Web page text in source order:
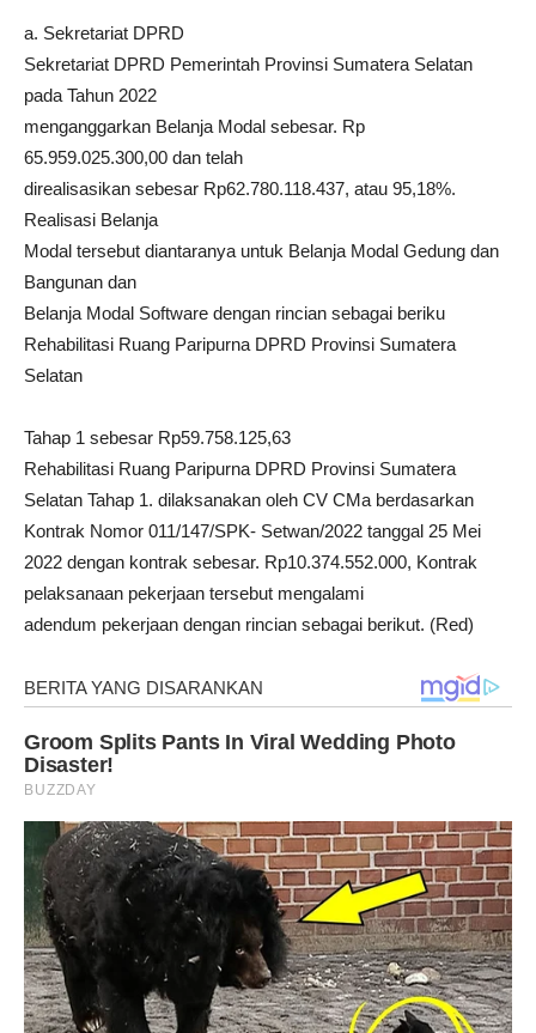
a. Sekretariat DPRD
Sekretariat DPRD Pemerintah Provinsi Sumatera Selatan
pada Tahun 2022
menganggarkan Belanja Modal sebesar. Rp
65.959.025.300,00 dan telah
direalisasikan sebesar Rp62.780.118.437, atau 95,18%.
Realisasi Belanja
Modal tersebut diantaranya untuk Belanja Modal Gedung dan
Bangunan dan
Belanja Modal Software dengan rincian sebagai beriku
Rehabilitasi Ruang Paripurna DPRD Provinsi Sumatera
Selatan
Tahap 1 sebesar Rp59.758.125,63
Rehabilitasi Ruang Paripurna DPRD Provinsi Sumatera
Selatan Tahap 1. dilaksanakan oleh CV CMa berdasarkan
Kontrak Nomor 011/147/SPK- Setwan/2022 tanggal 25 Mei
2022 dengan kontrak sebesar. Rp10.374.552.000, Kontrak
pelaksanaan pekerjaan tersebut mengalami
adendum pekerjaan dengan rincian sebagai berikut. (Red)